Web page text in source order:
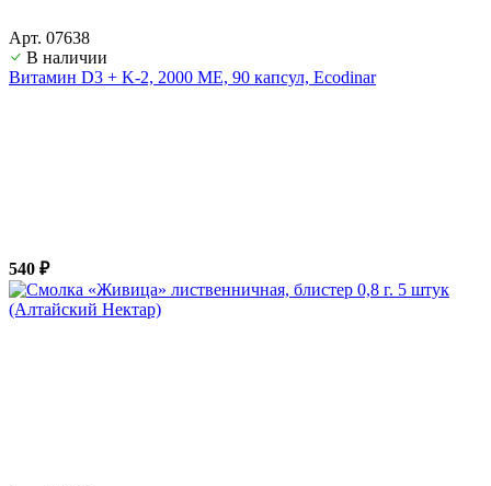
Арт. 07638
В наличии
Витамин D3 + K-2, 2000 ME, 90 капсул, Ecodinar
540 ₽